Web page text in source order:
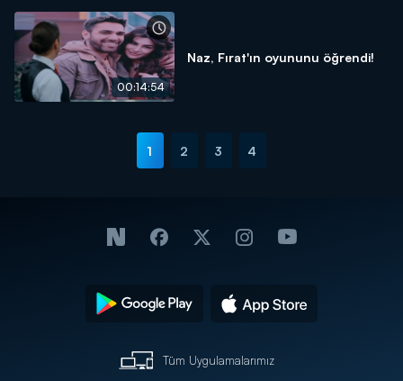
00:14:54
Naz, Fırat'ın oyununu öğrendi!
1 2 3 4
Tüm Uygulamalarımız